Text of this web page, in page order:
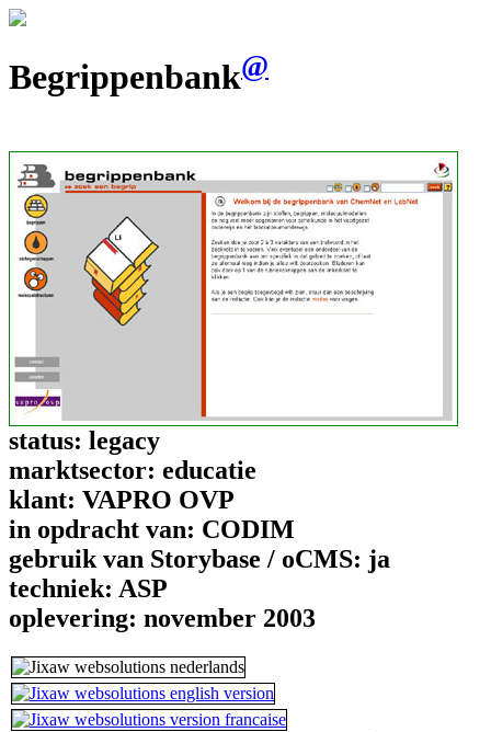
Begrippenbank@
status: legacy
marktsector: educatie
klant: VAPRO OVP
in opdracht van: CODIM
gebruik van Storybase / oCMS: ja
techniek: ASP
oplevering: november 2003